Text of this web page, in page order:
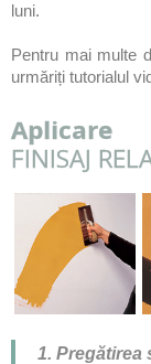
luni.
Pentru mai multe
urmăriți tutorialul
Aplicare
FINISAJ
1. Pregătirea